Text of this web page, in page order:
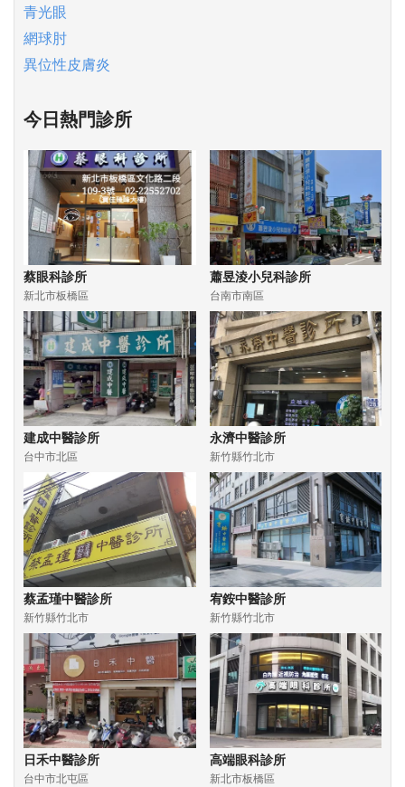
青光眼
網球肘
異位性皮膚炎
今日熱門診所
蔡眼科診所
新北市板橋區
蕭昱淩小兒科診所
台南市南區
建成中醫診所
台中市北區
永濟中醫診所
新竹縣竹北市
蔡孟瑾中醫診所
新竹縣竹北市
宥銨中醫診所
新竹縣竹北市
日禾中醫診所
台中市北屯區
高端眼科診所
新北市板橋區